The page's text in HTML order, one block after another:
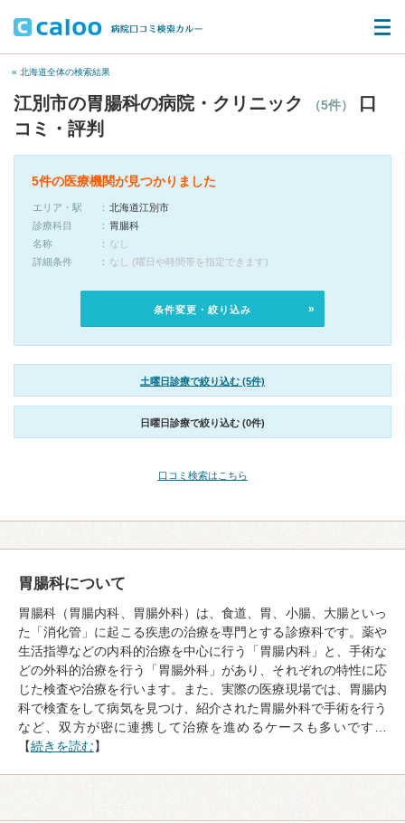
« 北海道全体の検索結果
江別市の胃腸科の病院・クリニック （5件）
口
コミ・評判
5件の医療機関が見つかりました
エリア・駅
北海道江別市
診療科目
胃腸科
名称
なし
詳細条件
なし (曜日や時間帯を指定できます)
条件変更・絞り込み
土曜日診療で絞り込む (5件)
日曜日診療で絞り込む (0件)
口コミ検索はこちら
胃腸科について
胃腸科（胃腸内科、胃腸外科）は、食道、胃、小腸、大腸といっ
た「消化管」に起こる疾患の治療を専門とする診療科です。薬や
生活指導などの内科的治療を中心に行う「胃腸内科」と、手術な
どの外科的治療を行う「胃腸外科」があり、それぞれの特性に応
じた検査や治療を行います。また、実際の医療現場では、胃腸内
科で検査をして病気を見つけ、紹介された胃腸外科で手術を行う
など、双方が密に連携して治療を進めるケースも多いです…
【続きを読む】